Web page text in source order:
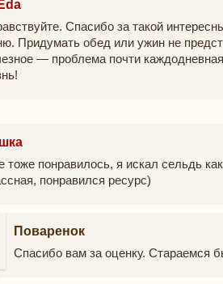
Спасибо за такой
Придумать обед или ужин не
— проблема почти
тоже понравилось, я искал сельдь
понравился ресурс)
Поваренок
Спасибо вам за оценку. Стараемся